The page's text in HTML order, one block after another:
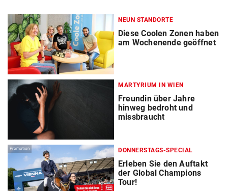
NEUN STANDORTE
Diese Coolen Zonen haben
am Wochenende geöffnet
MARTYRIUM IN WIEN
Freundin über Jahre
hinweg bedroht und
missbraucht
Promotion DONNERSTAGS-SPECIAL
Erleben Sie den Auftakt
der Global Champions
Tour!